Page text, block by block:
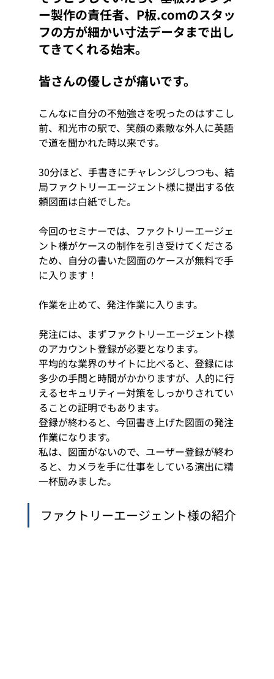
ー製作の責任者、P板.comのスタッ
フの方が細かい寸法データまで出し
てきてくれる始末。
皆さんの優しさが痛いです。
こんなに自分の不勉強さを呪ったのはすこし
前、和光市の駅で、笑顔の素敵な外人に英語
で道を聞かれた時以来です。
30分ほど、手書きにチャレンジしつつも、結
局ファクトリーエージェント様に提出する依
頼図面は白紙でした。
今回のセミナーでは、ファクトリーエージェ
ント様がケースの制作を引き受けてくださる
ため、自分の書いた図面のケースが無料で手
に入ります！
作業を止めて、発注作業に入ります。
発注には、まずファクトリーエージェント様
のアカウント登録が必要となります。
平均的な業界のサイトに比べると、登録には
多少の手間と時間がかかりますが、人的に行
えるセキュリティー対策をしっかりされてい
ることの証明でもあります。
登録が終わると、今回書き上げた図面の発注
作業になります。
私は、図面がないので、ユーザー登録が終わ
ると、カメラを手に仕事をしている演出に精
一杯励みました。
ファクトリーエージェント様の紹介